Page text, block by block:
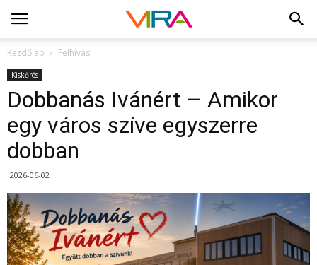
Kezdőlap Felhívás
Kiskőrös
Dobbanás Ivánért – Amikor
egy város szíve egyszerre
dobban
2026-06-02